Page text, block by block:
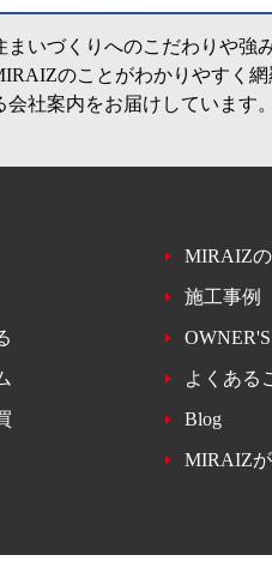
まいづくりへのこだわりや強
のことがわかりやすく
会社案内をお届けしています。
MIRAIZ
施工事例
よくある
Blog
MIRAIZ